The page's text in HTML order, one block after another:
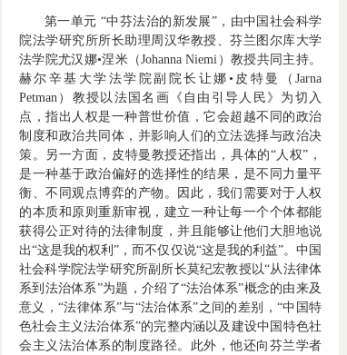
第一单元 “中芬法治的新发展”，由中国社会科学
院法学研究所所长助理周汉华教授、芬兰图尔库大学
法学院尤汉娜•涅米（Johanna Niemi）教授共同主持。
赫尔辛基大学法学院副院长让娜•皮特曼（Jarna
Petman）教授以法国名画《自由引导人民》为切入
点，指出人权是一种普世价值，它会超越不同的政治
制度和政治共同体，并影响人们的立法选择与政治决
策。另一方面，皮特曼教授还指出，具体的“人权”，
是一种基于政治偏好的选择性的结果，是不同力量平
衡、不同观点博弈的产物。因此，我们需要对于人权
的本质和原则重新审视，建立一种让每一个个体都能
获得公正对待的法律制度，并且能够让他们大胆地说
出“这是我的权利”，而不仅仅说“这是我的利益”。中国
社会科学院法学研究所副所长莫纪宏教授以“从法律体
系到法治体系”为题，介绍了“法治体系”概念的由来及
意义，“法律体系”与“法治体系”之间的差别，“中国特
色社会主义法治体系”的完整内涵以及建设中国特色社
会主义法治体系的制度路径。此外，他还向芬兰学者